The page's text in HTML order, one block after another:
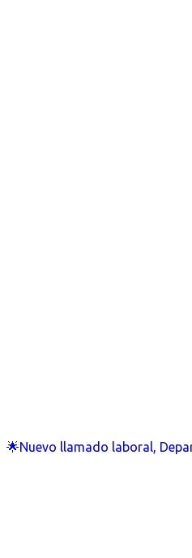
🌟Nuevo llamado laboral,